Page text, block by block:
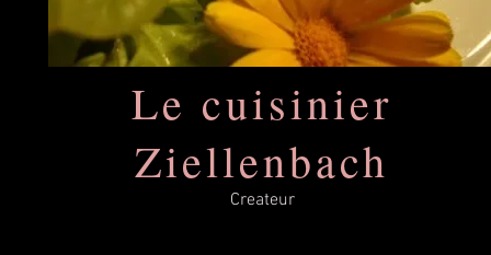
Le cuisinier
Ziellenbach
Createur